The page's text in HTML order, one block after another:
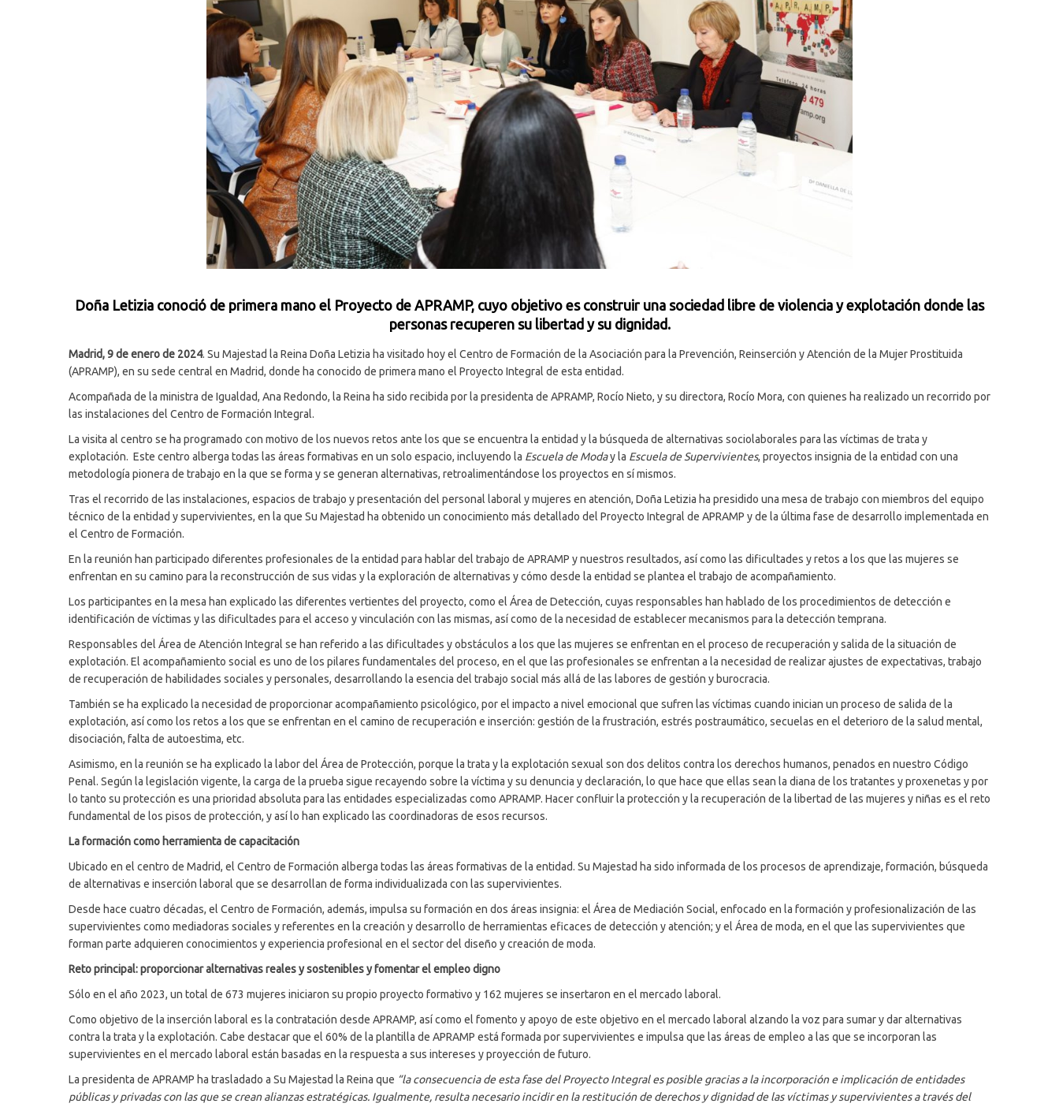
Doña Letizia conoció de primera mano el Proyecto de APRAMP, cuyo objetivo es construir una sociedad libre de violencia y explotación donde las
personas recuperen su libertad y su dignidad.
Madrid, 9 de enero de 2024. Su Majestad la Reina Doña Letizia ha visitado hoy el Centro de Formación de la Asociación para la Prevención, Reinserción y Atención de la Mujer Prostituida
(APRAMP), en su sede central en Madrid, donde ha conocido de primera mano el Proyecto Integral de esta entidad.
Acompañada de la ministra de Igualdad, Ana Redondo, la Reina ha sido recibida por la presidenta de APRAMP, Rocío Nieto, y su directora, Rocío Mora, con quienes ha realizado un recorrido por
las instalaciones del Centro de Formación Integral.
La visita al centro se ha programado con motivo de los nuevos retos ante los que se encuentra la entidad y la búsqueda de alternativas sociolaborales para las víctimas de trata y
explotación. Este centro alberga todas las áreas formativas en un solo espacio, incluyendo la Escuela de Moday la Escuela de Supervivientes, proyectos insignia de la entidad con una
metodología pionera de trabajo en la que se forma y se generan alternativas, retroalimentándose los proyectos en sí mismos.
Tras el recorrido de las instalaciones, espacios de trabajo y presentación del personal laboral y mujeres en atención, Doña Letizia ha presidido una mesa de trabajo con miembros del equipo
técnico de la entidad y supervivientes, en la que Su Majestad ha obtenido un conocimiento más detallado del Proyecto Integral de APRAMP y de la última fase de desarrollo implementada en
el Centro de Formación.
En la reunión han participado diferentes profesionales de la entidad para hablar del trabajo de APRAMP y nuestros resultados, así como las dificultades y retos a los que las mujeres se
enfrentan en su camino para la reconstrucción de sus vidas y la exploración de alternativas y cómo desde la entidad se plantea el trabajo de acompañamiento.
Los participantes en la mesa han explicado las diferentes vertientes del proyecto, como el Área de Detección, cuyas responsables han hablado de los procedimientos de detección e
identificación de víctimas y las dificultades para el acceso y vinculación con las mismas, así como de la necesidad de establecer mecanismos para la detección temprana.
Responsables del Área de Atención Integral se han referido a las dificultades y obstáculos a los que las mujeres se enfrentan en el proceso de recuperación y salida de la situación de
explotación. El acompañamiento social es uno de los pilares fundamentales del proceso, en el que las profesionales se enfrentan a la necesidad de realizar ajustes de expectativas, trabajo
de recuperación de habilidades sociales y personales, desarrollando la esencia del trabajo social más allá de las labores de gestión y burocracia.
También se ha explicado la necesidad de proporcionar acompañamiento psicológico, por el impacto a nivel emocional que sufren las víctimas cuando inician un proceso de salida de la
explotación, así como los retos a los que se enfrentan en el camino de recuperación e inserción: gestión de la frustración, estrés postraumático, secuelas en el deterioro de la salud mental,
disociación, falta de autoestima, etc.
Asimismo, en la reunión se ha explicado la labor del Área de Protección, porque la trata y la explotación sexual son dos delitos contra los derechos humanos, penados en nuestro Código
Penal. Según la legislación vigente, la carga de la prueba sigue recayendo sobre la víctima y su denuncia y declaración, lo que hace que ellas sean la diana de los tratantes y proxenetas y por
lo tanto su protección es una prioridad absoluta para las entidades especializadas como APRAMP. Hacer confluir la protección y la recuperación de la libertad de las mujeres y niñas es el reto
fundamental de los pisos de protección, y así lo han explicado las coordinadoras de esos recursos.
La formación como herramienta de capacitación
Ubicado en el centro de Madrid, el Centro de Formación alberga todas las áreas formativas de la entidad. Su Majestad ha sido informada de los procesos de aprendizaje, formación, búsqueda
de alternativas e inserción laboral que se desarrollan de forma individualizada con las supervivientes.
Desde hace cuatro décadas, el Centro de Formación, además, impulsa su formación en dos áreas insignia: el Área de Mediación Social, enfocado en la formación y profesionalización de las
supervivientes como mediadoras sociales y referentes en la creación y desarrollo de herramientas eficaces de detección y atención; y el Área de moda, en el que las supervivientes que
forman parte adquieren conocimientos y experiencia profesional en el sector del diseño y creación de moda.
Reto principal: proporcionar alternativas reales y sostenibles y fomentar el empleo digno
Sólo en el año 2023, un total de 673 mujeres iniciaron su propio proyecto formativo y 162 mujeres se insertaron en el mercado laboral.
Como objetivo de la inserción laboral es la contratación desde APRAMP, así como el fomento y apoyo de este objetivo en el mercado laboral alzando la voz para sumar y dar alternativas
contra la trata y la explotación. Cabe destacar que el 60% de la plantilla de APRAMP está formada por supervivientes e impulsa que las áreas de empleo a las que se incorporan las
supervivientes en el mercado laboral están basadas en la respuesta a sus intereses y proyección de futuro.
La presidenta de APRAMP ha trasladado a Su Majestad la Reina que “la consecuencia de esta fase del Proyecto Integral es posible gracias a la incorporación e implicación de entidades
públicas y privadas con las que se crean alianzas estratégicas. Igualmente, resulta necesario incidir en la restitución de derechos y dignidad de las víctimas y supervivientes a través del